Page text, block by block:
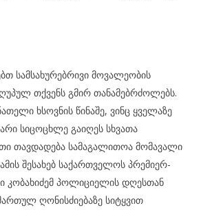
სამსახურებრივი მოვალეობის
თქვენს გმირ თანამებრძოლებს.
ხსოვნის წინაშე, ვინც ყველაზე
სიცოცხლე გაიღეს სხვათა
თავდადება სამაგალითოა მომავალი
შესახებ საქართველოს პრემიერ-
კობახიძემ პოლიციელის დღესთან
ღონისძიებაზე სიტყვით